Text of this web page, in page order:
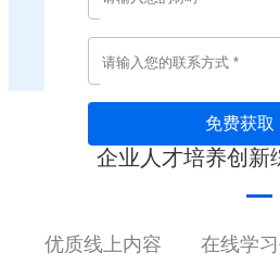
免费获取
企业人才培养创新
优质线上内容 在线学